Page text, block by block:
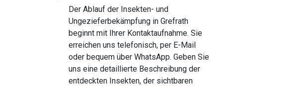
Der Ablauf der Insekten- und
Ungezieferbekämpfung in Grefrath
beginnt mit Ihrer Kontaktaufnahme. Sie
erreichen uns telefonisch, per E-Mail
oder bequem über WhatsApp. Geben Sie
uns eine detaillierte Beschreibung der
entdeckten Insekten, der sichtbaren